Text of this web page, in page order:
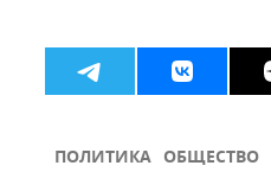
ПОЛИТИКА ОБЩЕСТВО